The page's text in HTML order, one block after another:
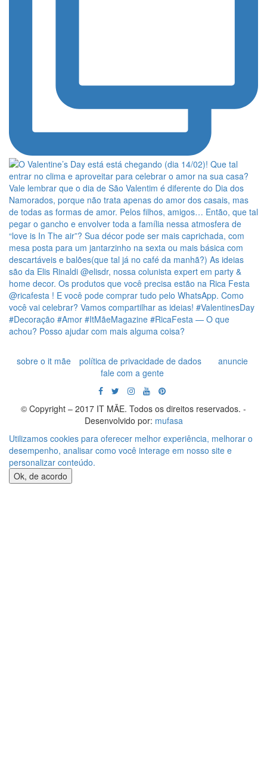
sobre o it mãe política de privacidade de dados
anuncie
fale com a gente
© Copyright – 2017 IT MÃE. Todos os direitos reservados. -
Desenvolvido por: mufasa
Utilizamos cookies para oferecer melhor experiência, melhorar o
desempenho, analisar como você interage em nosso site e
personalizar conteúdo.
Ok, de acordo